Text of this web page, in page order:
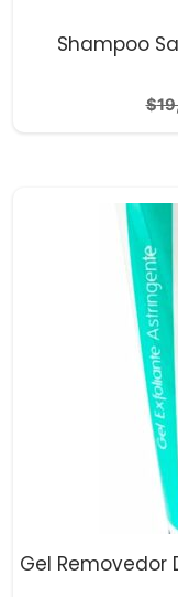
Shampoo
$
Gel Removedor